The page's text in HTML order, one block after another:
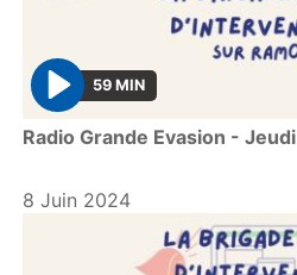
P
l
y
59 MIN
Radio Grande Evasion - Jeudi
8 Juin 2024